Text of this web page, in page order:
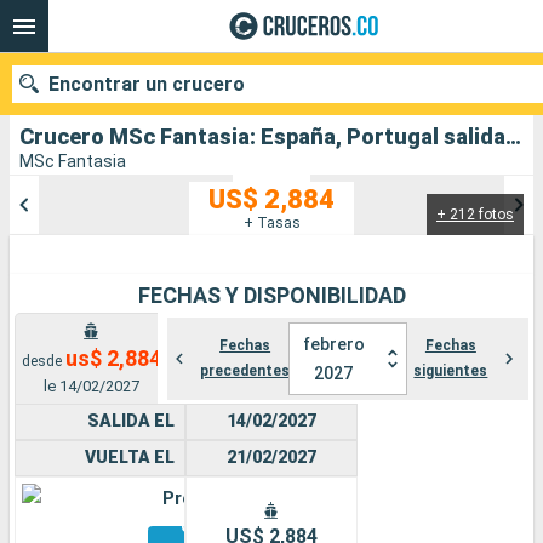
Crucero MSc Fantasia: España, Portugal salida desde Santa Cruz de Tenerife
MSc Fantasia
+ 212 fotos
US$ 2,884
+ Tasas
FECHAS Y DISPONIBILIDAD
desde us$ 2,884
le 14/02/2027
Fechas
precedentes
febrero
2027
Fechas
siguientes
SALIDA EL
VUELTA EL
Premium
Otros
14/02/2027
21/02/2027
US$ 2,884
Encontrar un crucero
Puertos Compañías
Buscar